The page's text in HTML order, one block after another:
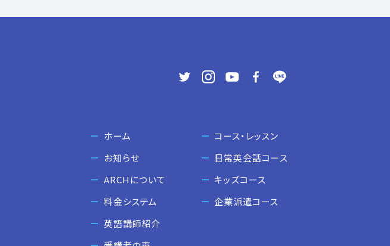
ホーム
お知らせ
ARCHについて
料金システム
英語講師紹介
コース・レッスン
日常英会話コース
キッズコース
企業派遣コース